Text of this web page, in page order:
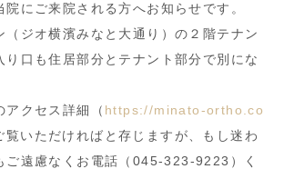
にご来院される方へお知らせです。
（ジオ横濱みなと大通り）の２階テナン
り口も住居部分とテナント部分で別にな
アクセス詳細（ https://minato-ortho.co
覧いただければと存じますが、もし迷わ
ご遠慮なくお電話（045-323-9223）く